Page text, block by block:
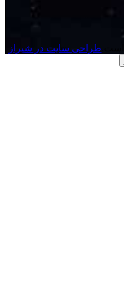
طراحی سایت در شیراز